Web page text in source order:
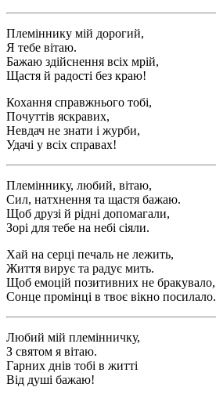
Племіннику мій дорогий,
Я тебе вітаю.
Бажаю здійснення всіх мрій,
Щастя й радості без краю!
Кохання справжнього тобі,
Почуттів яскравих,
Невдач не знати і журби,
Удачі у всіх справах!
Племіннику, любий, вітаю,
Сил, натхнення та щастя бажаю.
Щоб друзі й рідні допомагали,
Зорі для тебе на небі сіяли.
Хай на серці печаль не лежить,
Життя вирує та радує мить.
Щоб емоцій позитивних не бракувало,
Сонце промінці в твоє вікно посилало.
Любий мій племінничку,
З святом я вітаю.
Гарних днів тобі в житті
Від душі бажаю!